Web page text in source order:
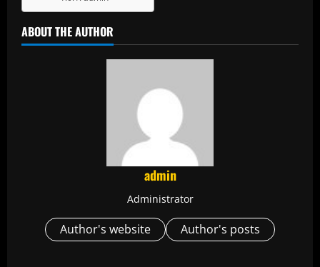
ABOUT THE AUTHOR
admin
Administrator
Author's website Author's posts